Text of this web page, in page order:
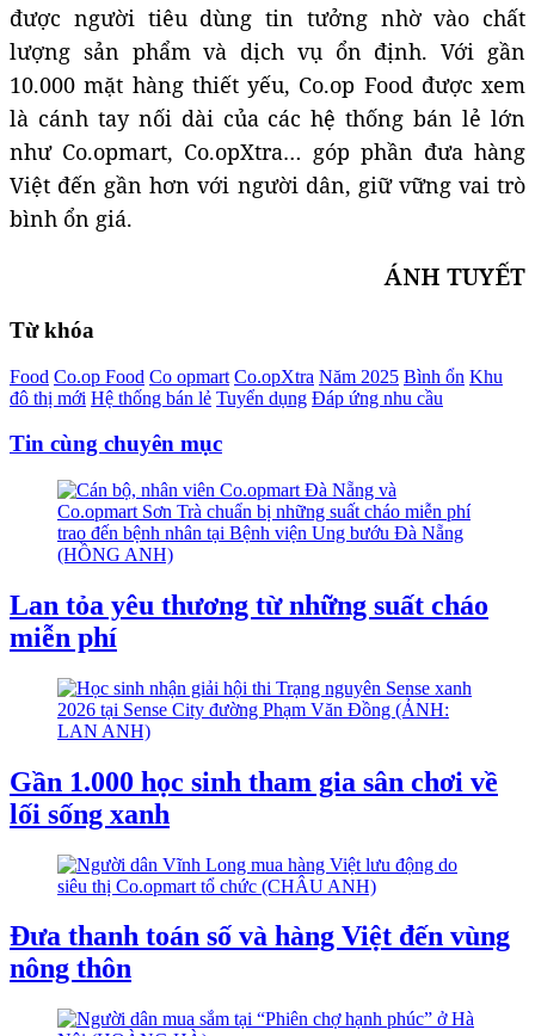
được người tiêu dùng tin tưởng nhờ vào chất
lượng sản phẩm và dịch vụ ổn định. Với gần
10.000 mặt hàng thiết yếu, Co.op Food được xem
là cánh tay nối dài của các hệ thống bán lẻ lớn
như Co.opmart, Co.opXtra… góp phần đưa hàng
Việt đến gần hơn với người dân, giữ vững vai trò
bình ổn giá.
ÁNH TUYẾT
Từ khóa
Food Co.op Food Co opmart Co.opXtra Năm 2025 Bình ổn Khu
đô thị mới Hệ thống bán lẻ Tuyển dụng Đáp ứng nhu cầu
Tin cùng chuyên mục
Lan tỏa yêu thương từ những suất cháo
miễn phí
Gần 1.000 học sinh tham gia sân chơi về
lối sống xanh
Đưa thanh toán số và hàng Việt đến vùng
nông thôn